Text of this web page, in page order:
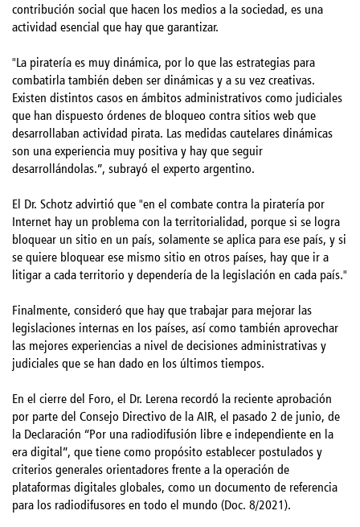
contribución social que hacen los medios a la sociedad, es una
actividad esencial que hay que garantizar.
"La piratería es muy dinámica, por lo que las estrategias para
combatirla también deben ser dinámicas y a su vez creativas.
Existen distintos casos en ámbitos administrativos como judiciales
que han dispuesto órdenes de bloqueo contra sitios web que
desarrollaban actividad pirata. Las medidas cautelares dinámicas
son una experiencia muy positiva y hay que seguir
desarrollándolas.”, subrayó el experto argentino.
El Dr. Schotz advirtió que "en el combate contra la piratería por
Internet hay un problema con la territorialidad, porque si se logra
bloquear un sitio en un país, solamente se aplica para ese país, y si
se quiere bloquear ese mismo sitio en otros países, hay que ir a
litigar a cada territorio y dependería de la legislación en cada país."
Finalmente, consideró que hay que trabajar para mejorar las
legislaciones internas en los países, así como también aprovechar
las mejores experiencias a nivel de decisiones administrativas y
judiciales que se han dado en los últimos tiempos.
En el cierre del Foro, el Dr. Lerena recordó la reciente aprobación
por parte del Consejo Directivo de la AIR, el pasado 2 de junio, de
la Declaración “Por una radiodifusión libre e independiente en la
era digital”, que tiene como propósito establecer postulados y
criterios generales orientadores frente a la operación de
plataformas digitales globales, como un documento de referencia
para los radiodifusores en todo el mundo (Doc. 8/2021).